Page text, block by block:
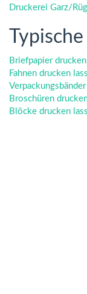
Druckerei Garz/
Briefpapier
Fahnen drucken
Broschüren
Blöcke drucken